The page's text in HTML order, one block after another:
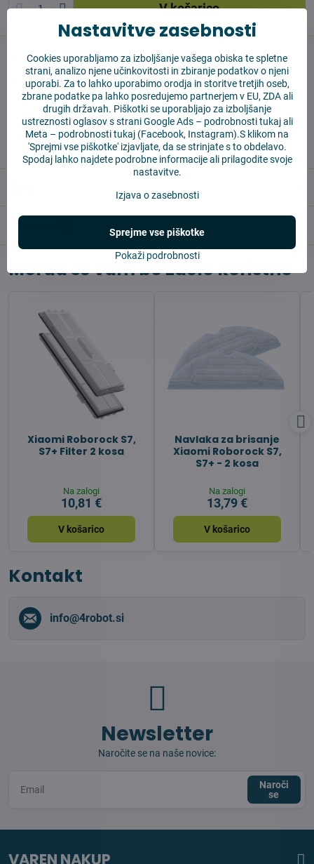
V košarico
Časovnik nadzora Shippings
Producent:Vysajto.sk
✅ Takoj pripravljeno za pošiljanje
✅ BREZPLAČNA dostava nad 55 EUR
✅14 dni za vračilo blaga
Morda se vam bo zdelo koristno
Xiaomi Roborock S7,
S7+ Filter 2 kosa
Na zalogi
10,81 €
V košarico
Navlaka za brisanje
Xiaomi Roborock S7,
S7+ - 2 kosa
Na zalogi
13,79 €
V košarico
Kontakt
info​@4robot​.si
Newsletter
Naročite se na naše novice:
Naroči
se
VAREN NAKUP
Nastavitve zasebnosti
Cookies uporabljamo za izboljšanje vašega obiska te spletne
strani, analizo njene učinkovitosti in zbiranje podatkov o njeni
uporabi. Za to lahko uporabimo orodja in storitve tretjih oseb,
zbrane podatke pa lahko posredujemo partnerjem v EU, ZDA ali
drugih državah. Piškotki se uporabljajo za izboljšanje
ustreznosti oglasov s strani Google Ads – podrobnosti tukajali
Meta – podrobnosti tukaj (Facebook, Instagram).S klikom na
'Sprejmi vse piškotke' izjavljate, da se strinjate s to obdelavo.
Spodaj lahko najdete podrobne informacije ali prilagodite svoje
nastavitve.
Izjava o zasebnosti
Pokaži podrobnosti
Sprejme vse piškotke